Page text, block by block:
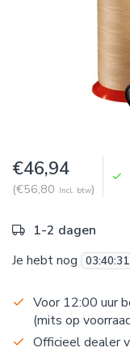
€46,94
(€56,80 Incl. btw)
1-2 dagen
Je hebt nog 03:40:31
Voor 12:00 uur
(mits op
Officieel dealer